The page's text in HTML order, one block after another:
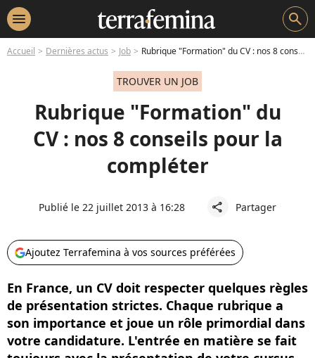
menu search
Accueil Dernières actus Job Rubrique "Formation" du CV : nos 8 conseils pour la compléter
TROUVER UN JOB
Rubrique "Formation" du
CV : nos 8 conseils pour la
compléter
Publié le 22 juillet 2013 à 16:28 share Partager
Ajoutez Terrafemina à vos sources préférées
En France, un CV doit respecter quelques règles
de présentation strictes. Chaque rubrique a
son importance et joue un rôle primordial dans
votre candidature. L'entrée en matière se fait